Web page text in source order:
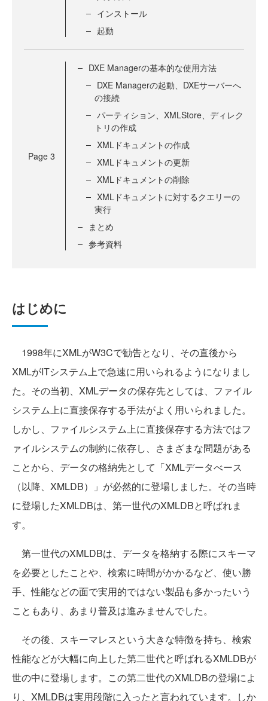
インストール
起動
Page 3
DXE Managerの基本的な使用方法
DXE Managerの起動、DXEサーバーへ
の接続
パーティション、XMLStore、ディレク
トリの作成
XMLドキュメントの作成
XMLドキュメントの更新
XMLドキュメントの削除
XMLドキュメントに対するクエリーの
実行
まとめ
参考資料
はじめに
1998年にXMLがW3Cで勧告となり、その直後から
XMLがITシステム上で急速に用いられるようになりまし
た。その当初、XMLデータの保存先としては、ファイル
システム上に直接保存する手法がよく用いられました。
しかし、ファイルシステム上に直接保存する方法ではフ
ァイルシステムの制約に依存し、さまざまな問題がある
ことから、データの格納先として「XMLデータべース
（以降、XMLDB）」が必然的に登場しました。その当時
に登場したXMLDBは、第一世代のXMLDBと呼ばれま
す。
第一世代のXMLDBは、データを格納する際にスキーマ
を必要としたことや、検索に時間がかかるなど、使い勝
手、性能などの面で実用的ではない製品も多かったいう
こともあり、あまり普及は進みませんでした。
その後、スキーマレスという大きな特徴を持ち、検索
性能などが大幅に向上した第二世代と呼ばれるXMLDBが
世の中に登場します。この第二世代のXMLDBの登場によ
り、XMLDBは実用段階に入ったと言われています。しか